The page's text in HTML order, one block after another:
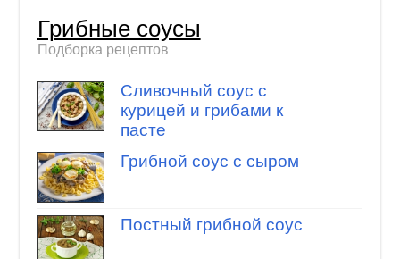
Грибные соусы
Подборка рецептов
Сливочный соус с
курицей и грибами к
пасте
Грибной соус с сыром
Постный грибной соус